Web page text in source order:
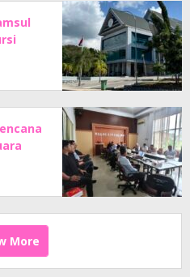
More